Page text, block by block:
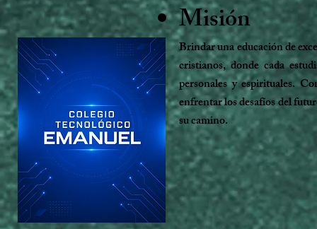
Misión
Brindar una educación de
cristianos, donde cada
personales y espirituales.
enfrentar los desafíos del
su camino.